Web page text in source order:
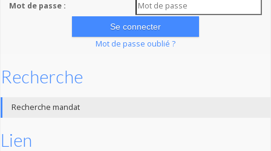
Mot de passe :
Mot de passe oublié ?
Recherche
Recherche mandat
Lien